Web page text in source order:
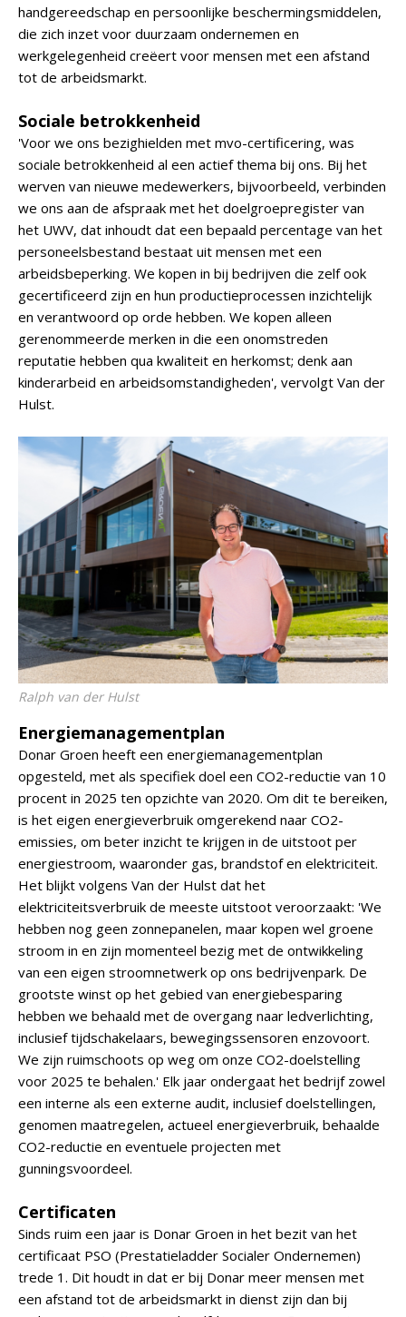
handgereedschap en persoonlijke beschermingsmiddelen,
die zich inzet voor duurzaam ondernemen en
werkgelegenheid creëert voor mensen met een afstand
tot de arbeidsmarkt.
Sociale betrokkenheid
'Voor we ons bezighielden met mvo-certificering, was
sociale betrokkenheid al een actief thema bij ons. Bij het
werven van nieuwe medewerkers, bijvoorbeeld, verbinden
we ons aan de afspraak met het doelgroepregister van
het UWV, dat inhoudt dat een bepaald percentage van het
personeelsbestand bestaat uit mensen met een
arbeidsbeperking. We kopen in bij bedrijven die zelf ook
gecertificeerd zijn en hun productieprocessen inzichtelijk
en verantwoord op orde hebben. We kopen alleen
gerenommeerde merken in die een onomstreden
reputatie hebben qua kwaliteit en herkomst; denk aan
kinderarbeid en arbeidsomstandigheden', vervolgt Van der
Hulst.
Ralph van der Hulst
Energiemanagementplan
Donar Groen heeft een energiemanagementplan
opgesteld, met als specifiek doel een CO2-reductie van 10
procent in 2025 ten opzichte van 2020. Om dit te bereiken,
is het eigen energieverbruik omgerekend naar CO2-
emissies, om beter inzicht te krijgen in de uitstoot per
energiestroom, waaronder gas, brandstof en elektriciteit.
Het blijkt volgens Van der Hulst dat het
elektriciteitsverbruik de meeste uitstoot veroorzaakt: 'We
hebben nog geen zonnepanelen, maar kopen wel groene
stroom in en zijn momenteel bezig met de ontwikkeling
van een eigen stroomnetwerk op ons bedrijvenpark. De
grootste winst op het gebied van energiebesparing
hebben we behaald met de overgang naar ledverlichting,
inclusief tijdschakelaars, bewegingssensoren enzovoort.
We zijn ruimschoots op weg om onze CO2-doelstelling
voor 2025 te behalen.' Elk jaar ondergaat het bedrijf zowel
een interne als een externe audit, inclusief doelstellingen,
genomen maatregelen, actueel energieverbruik, behaalde
CO2-reductie en eventuele projecten met
gunningsvoordeel.
Certificaten
Sinds ruim een jaar is Donar Groen in het bezit van het
certificaat PSO (Prestatieladder Socialer Ondernemen)
trede 1. Dit houdt in dat er bij Donar meer mensen met
een afstand tot de arbeidsmarkt in dienst zijn dan bij